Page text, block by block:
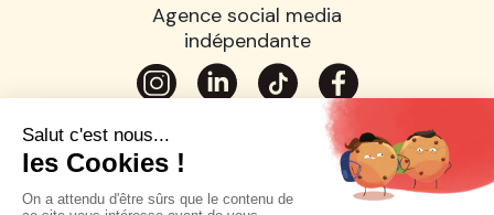
Agence social media
indépendante
Planning Stratégique